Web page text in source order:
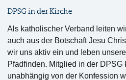
DPSG in der Kirche
Als katholischer Verband leiten
auch aus der Botschaft Jesu
wir uns aktiv ein und leben
Pfadfinden. Mitglied in der DPSG
unabhängig von der Konfession